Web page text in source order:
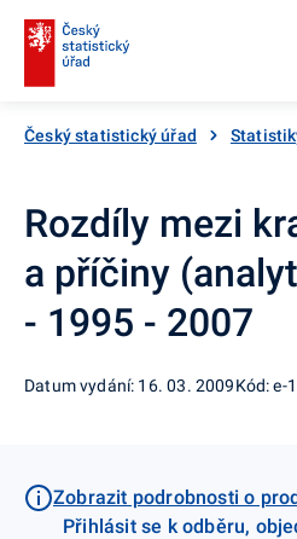
Český statistický úřad
Rozdíly mezi
a příčiny
- 1995 - 2007
Datum vydání: 16. 03. 2009Kód: e-
Zobrazit podrobnosti o
Přihlásit se k odběru,